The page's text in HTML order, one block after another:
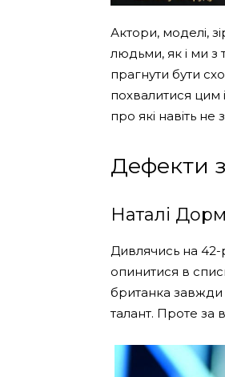
Актори, моделі,
людьми, як і ми
прагнути бути
похвалитися цим
про які навіть
Дефекти
Наталі
Дивлячись на
опинитися в
британка завжди
талант. Проте за